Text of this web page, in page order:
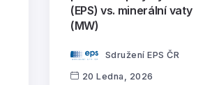
(EPS) vs. minerální vaty
(MW)
Sdružení EPS ČR
20 Ledna, 2026